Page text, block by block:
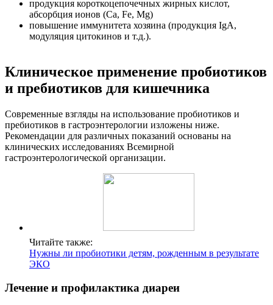
продукция короткоцепочечных жирных кислот,
абсорбция ионов (Ca, Fe, Mg)
повышение иммунитета хозяина (продукция IgA,
модуляция цитокинов и т.д.).
Клиническое применение пробиотиков
и пребиотиков для кишечника
Современные взгляды на использование пробиотиков и
пребиотиков в гастроэнтерологии изложены ниже.
Рекомендации для различных показаний основаны на
клинических исследованиях Всемирной
гастроэнтерологической организации.
Читайте также:
Нужны ли пробиотики детям, рожденным в результате
ЭКО
Лечение и профилактика диареи